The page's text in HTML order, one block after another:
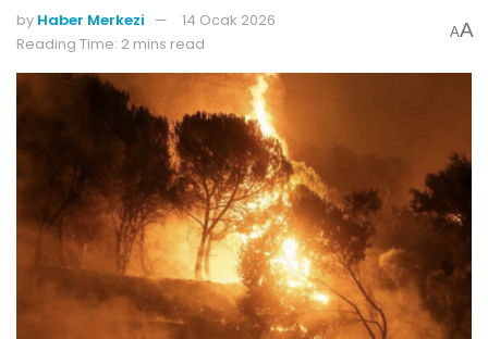
by Haber Merkezi
14 Ocak 2026
Reading Time: 2 mins read
AA